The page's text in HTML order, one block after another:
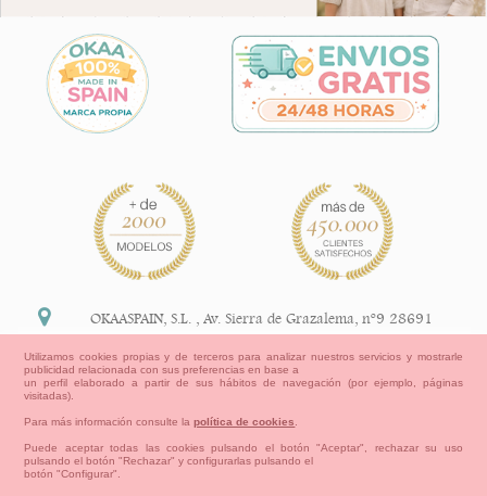
Información Legal
OKAASPAIN, S.L. ,Av. Sierra de Grazalema, nº9 28691
+34 91 113 89 09
Utilizamos cookies propias y de terceros para analizar nuestros servicios y mostrarle
publicidad relacionada con sus preferencias en base a
un perfil elaborado a partir de sus hábitos de navegación (por ejemplo, páginas
visitadas).
Para más información consulte lapolítica de cookies
Puede aceptar todas las cookies pulsando el botón "Aceptar", rechazar su uso
pulsando el botón "Rechazar" y configurarlas pulsando el
botón "Configurar".